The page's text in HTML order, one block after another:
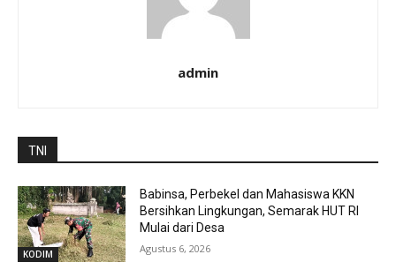
admin
TNI
KODIM
Babinsa, Perbekel dan Mahasiswa KKN
Bersihkan Lingkungan, Semarak HUT RI
Mulai dari Desa
Agustus 6, 2026